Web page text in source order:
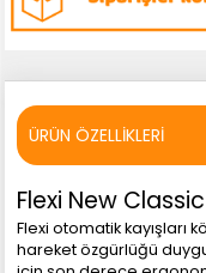
ÜRÜN ÖZELLIKLERI
Flexi New Classic
Flexi otomatik kayışları
hareket özgürlüğü